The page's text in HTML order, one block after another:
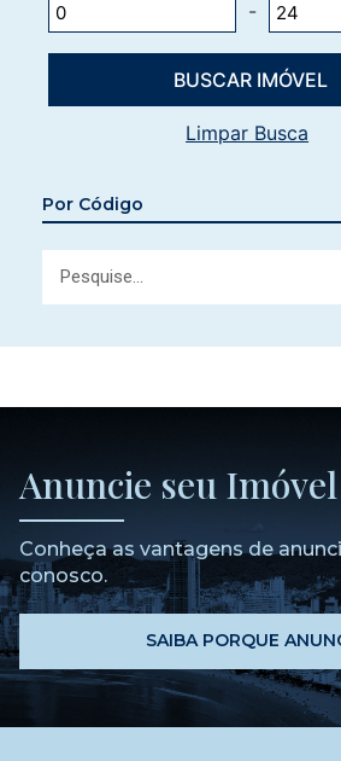
-
Limpar Busca
Por Código
Anuncie seu Imóvel
Conheça as vantagens de
conosco.
SAIBA PORQUE